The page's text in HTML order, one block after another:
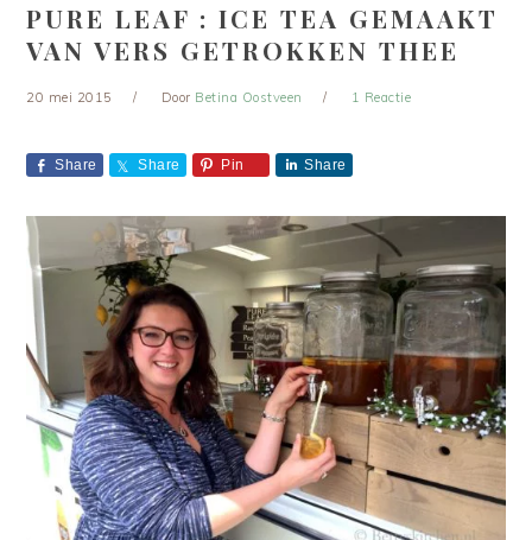
PURE LEAF : ICE TEA GEMAAKT
VAN VERS GETROKKEN THEE
20 mei 2015 Door Betina Oostveen 1 Reactie
Share Share Pin Share